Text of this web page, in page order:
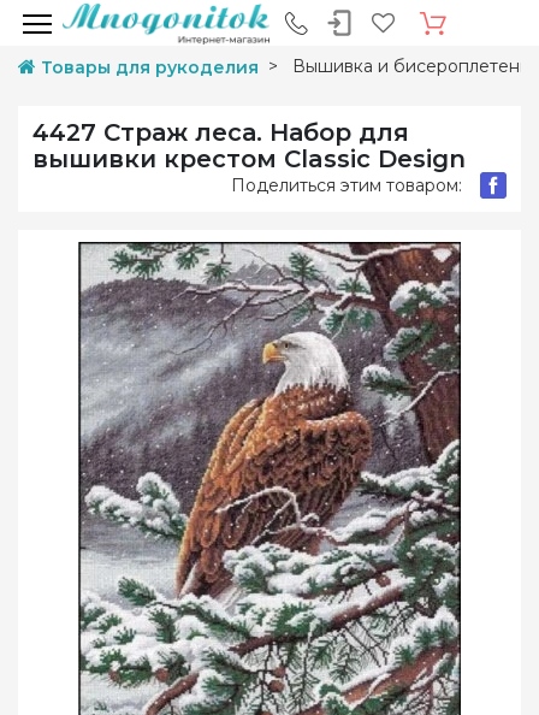
Товары для рукоделия Вышивка и
4427 Страж леса. Набор для
вышивки крестом Classic Design
Поделиться этим товаром: